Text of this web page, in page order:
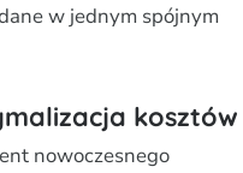
w jednym spójnym
kosztów
nowoczesnego